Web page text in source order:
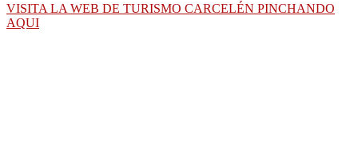
VISITA LA WEB DE TURISMO CARCELÉN PINCHANDO
AQUI